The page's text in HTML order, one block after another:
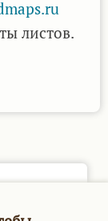
листов.